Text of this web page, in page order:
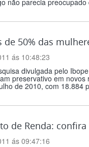
não parecia
de 50% das
ás 10:48:23
divulgada pelo
preservativo em
de 2010, com 18.884
de Renda:
ás 09:47:16